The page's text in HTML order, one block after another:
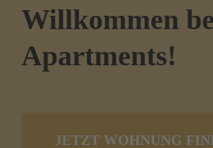
Willkommen
Apartments!
JETZT WOHNUNG